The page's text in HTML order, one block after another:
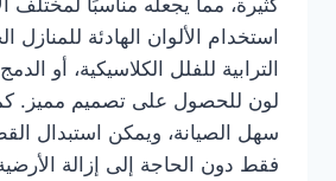
كثيرة، مما يجعله مناسبًا لمختلف
استخدام الألوان الهادئة للمنازل
الترابية للفلل الكلاسيكية، أو
لون للحصول على تصميم مميز.
سهل الصيانة، ويمكن استبدال
فقط دون الحاجة إلى إزالة